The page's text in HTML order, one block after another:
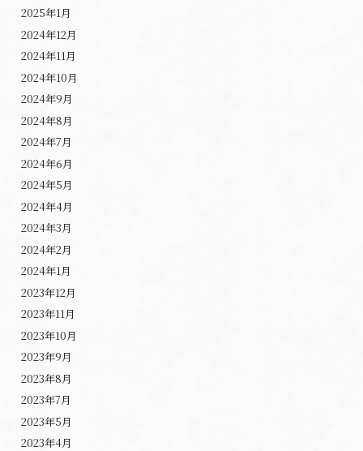
2025年1月
2024年12月
2024年11月
2024年10月
2024年9月
2024年8月
2024年7月
2024年6月
2024年5月
2024年4月
2024年3月
2024年2月
2024年1月
2023年12月
2023年11月
2023年10月
2023年9月
2023年8月
2023年7月
2023年5月
2023年4月